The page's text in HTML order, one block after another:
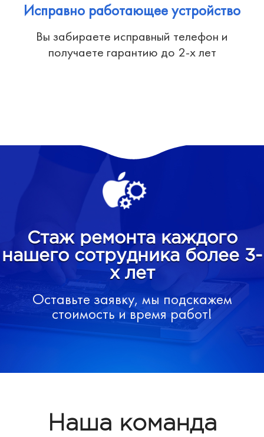
Исправно работающее устройство
Вы забираете исправный телефон и
получаете гарантию до 2-х лет
Стаж ремонта каждого
нашего сотрудника более 3-
х лет
Оставьте заявку, мы подскажем
стоимость и время работ!
Наша команда